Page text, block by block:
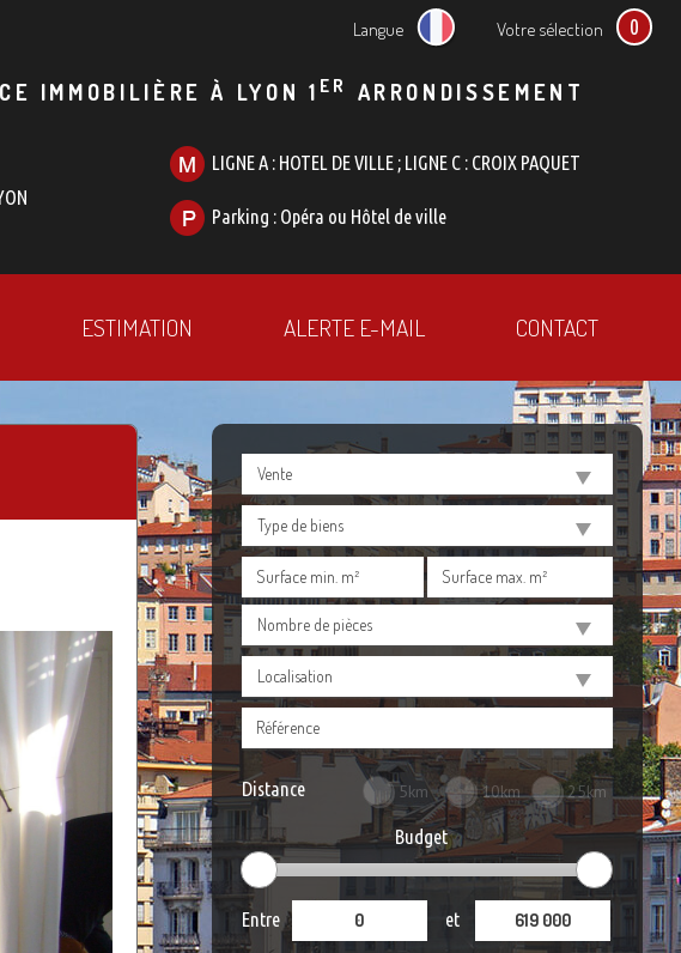
Langue Votre sélection 0
IMMOBILIÈRE À LYON 1 ER ARRONDISSEMENT
LIGNE A : HOTEL DE VILLE ; LIGNE C : CROIX PAQUET
Parking : Opéra ou Hôtel de ville
ESTIMATION ALERTE E-MAIL CONTACT
Vente
Type de biens
Nombre de pièces
Localisation
Distance 5km 10km 25km
Budget
Entre et